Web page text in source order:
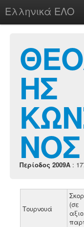
Ελληνικά ΕΛΟ
chesstu.be @ discord
LoginΗΣ
ΝΟΣ
Περίοδος 2009A :
Τουρνουά
Σκορ
(σε